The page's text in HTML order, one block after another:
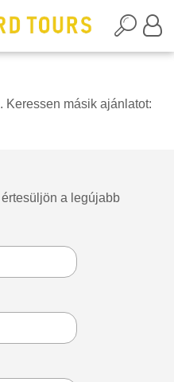
Keressen másik ajánlatot:
a legújabb